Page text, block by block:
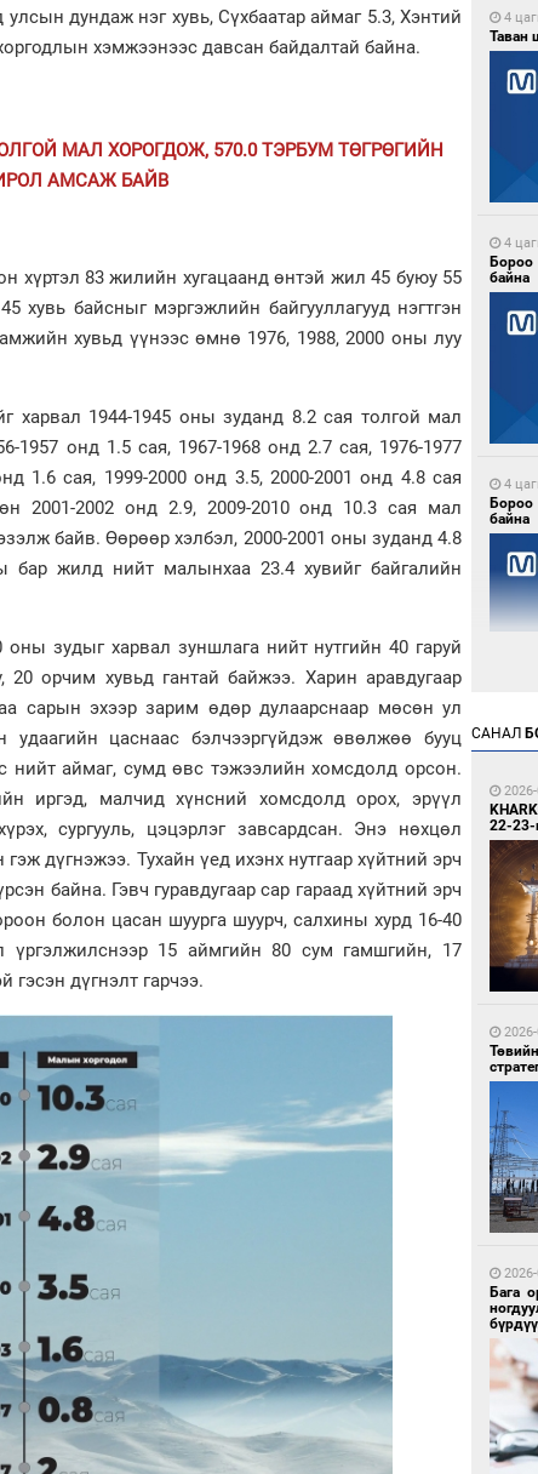
дундаж нэг хувь, Сүхбаатар аймаг 5.3, Хэнтий
хэмжээнээс давсан байдалтай байна.
МАЛ ХОРОГДОЖ, 570.0 ТЭРБУМ ТӨГРӨГИЙН
АМСАЖ БАЙВ
хүртэл 83 жилийн хугацаанд өнтэй жил 45 буюу 55
хувь байсныг мэргэжлийн байгууллагууд нэгтгэн
хувьд үүнээс өмнө 1976, 1988, 2000 оны луу
харвал 1944-1945 оны зуданд 8.2 сая толгой мал
1957 онд 1.5 сая, 1967-1968 онд 2.7 сая, 1976-1977
1.6 сая, 1999-2000 онд 3.5, 2000-2001 онд 4.8 сая
2001-2002 онд 2.9, 2009-2010 онд 10.3 сая мал
байв. Өөрөөр хэлбэл, 2000-2001 оны зуданд 4.8
бар жилд нийт малынхаа 23.4 хувийг байгалийн
зудыг харвал зуншлага нийт нутгийн 40 гаруй
20 орчим хувьд гантай байжээ. Харин аравдугаар
сарын эхээр зарим өдөр дулаарснаар мөсөн ул
удаагийн цаснаас бэлчээргүйдэж өвөлжөө бууц
нийт аймаг, сумд өвс тэжээлийн хомсдолд орсон.
иргэд, малчид хүнсний хомсдолд орох, эрүүл
сургууль, цэцэрлэг завсардсан. Энэ нөхцөл
дүгнэжээ. Тухайн үед ихэнх нутгаар хүйтний эрч
байна. Гэвч гуравдугаар сар гараад хүйтний эрч
болон цасан шуурга шуурч, салхины хурд 16-40
үргэлжилснээр 15 аймгийн 80 сум гамшгийн, 17
гэсэн дүгнэлт гарчээ.
4
Таван
4
Бороо
байна
4
Бороо
байна
1
1
1
1
САНАЛ
22-23-
Бага